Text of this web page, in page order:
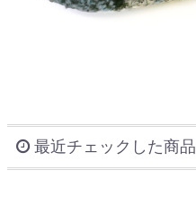
最近チェックした商品